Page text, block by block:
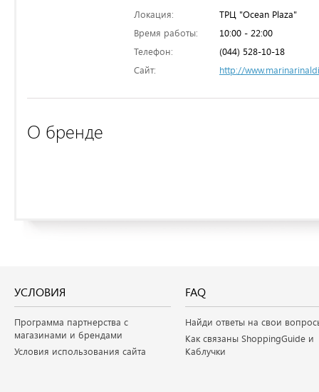
Локация:
ТРЦ "Ocean Plaza"
Время работы:
10:00 - 22:00
Телефон:
(044) 528-10-18
Сайт:
http://
О бренде
УСЛОВИЯ
Программа партнерства с
магазинами и брендами
Условия использования сайта
FAQ
Найди ответы на свои
Как связаны ShoppingGuide и
Каблучки